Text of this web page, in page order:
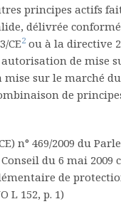
principes actifs fait
délivrée
CE2 ou à la directive
de mise
mise sur le marché
de
n° 469/2009 du
du 6 mai 2009
de
L 152, p. 1)